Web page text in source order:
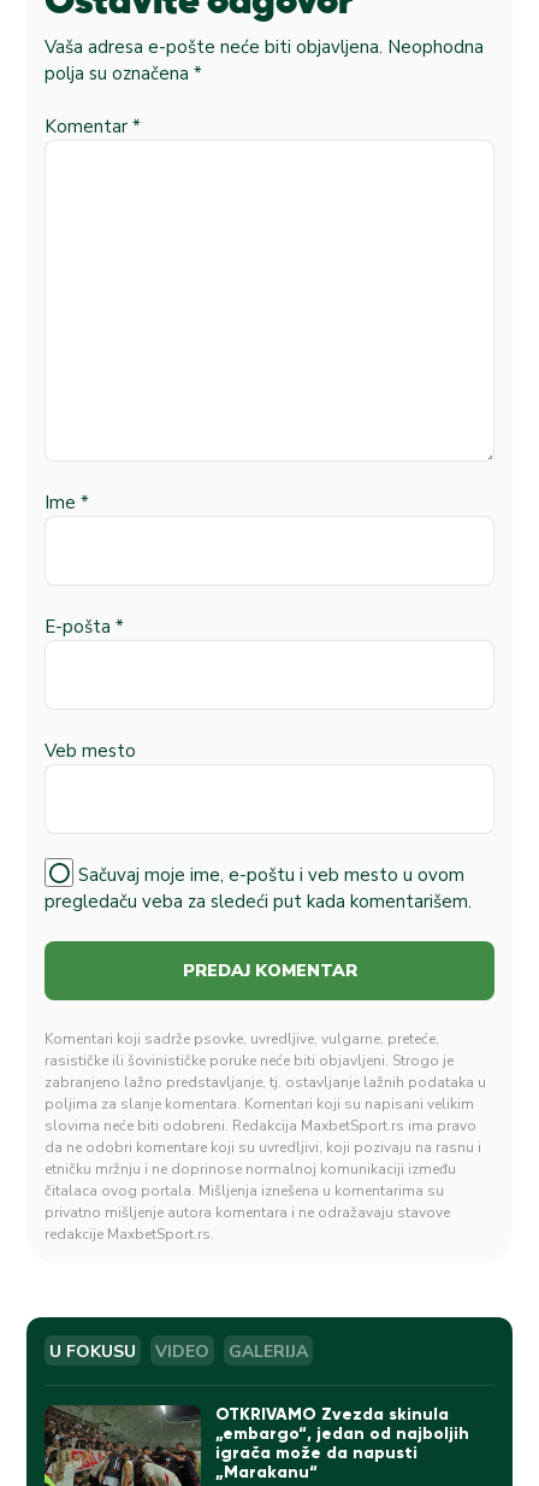
Vaša adresa e-pošte neće biti objavljena. Neophodna
polja su označena *
Komentar *
Ime *
E-pošta *
Veb mesto
Sačuvaj moje ime, e-poštu i veb mesto u ovom
pregledaču veba za sledeći put kada komentarišem.
Komentari koji sadrže psovke, uvredljive, vulgarne, preteće,
rasističke ili šovinističke poruke neće biti objavljeni. Strogo je
zabranjeno lažno predstavljanje, tj. ostavljanje lažnih podataka u
poljima za slanje komentara. Komentari koji su napisani velikim
slovima neće biti odobreni. Redakcija MaxbetSport.rs ima pravo
da ne odobri komentare koji su uvredljivi, koji pozivaju na rasnu i
etničku mržnju i ne doprinose normalnoj komunikaciji između
čitalaca ovog portala. Mišljenja iznešena u komentarima su
privatno mišljenje autora komentara i ne odražavaju stavove
redakcije MaxbetSport.rs.
U FOKUSU VIDEO GALERIJA
OTKRIVAMO Zvezda skinula
„embargo“, jedan od najboljih
igrača može da napusti
„Marakanu“